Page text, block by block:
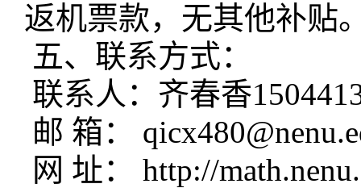
返机票款，无其他补贴
五、联系方式：
联系人：齐春香
邮 箱：
网 址： http://